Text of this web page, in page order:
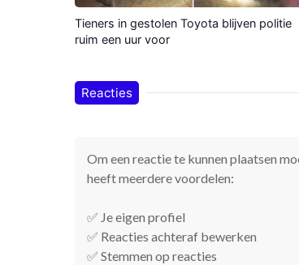
Tieners in gestolen Toyota blijven politie
ruim een uur voor
Reacties
Om een reactie te kunnen plaatsen
heeft meerdere voordelen:
✅ Je eigen profiel
✅ Reacties achteraf bewerken
✅ Stemmen op reacties